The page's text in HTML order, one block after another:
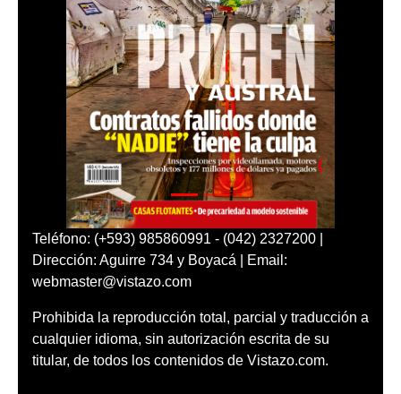
Teléfono: (+593) 985860991 - (042) 2327200 |
Dirección: Aguirre 734 y Boyacá | Email:
webmaster@vistazo.com
Prohibida la reproducción total, parcial y traducción a
cualquier idioma, sin autorización escrita de su
titular, de todos los contenidos de Vistazo.com.